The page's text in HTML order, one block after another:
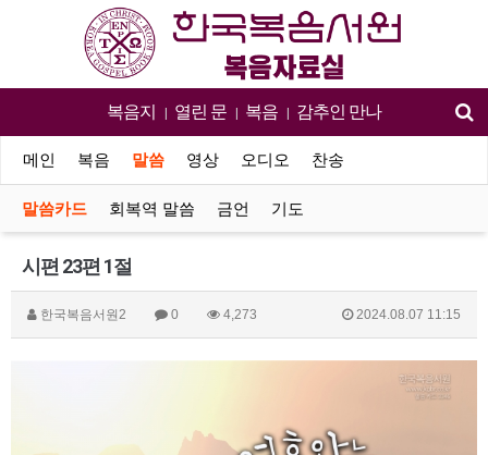
복음지 | 열린 문 | 복음 | 감추인 만나
메인 복음 말씀 영상 오디오 찬송
말씀카드 회복역 말씀 금언 기도
시편 23편 1절
한국복음서원2 0 4,273 2024.08.07 11:15